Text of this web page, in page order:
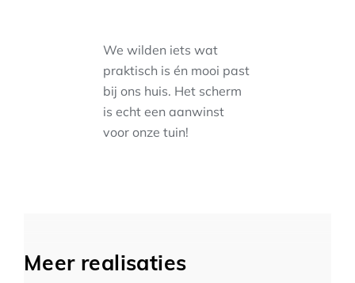
We wilden iets wat
praktisch is én mooi past
bij ons huis. Het scherm
is echt een aanwinst
voor onze tuin!
Meer realisaties